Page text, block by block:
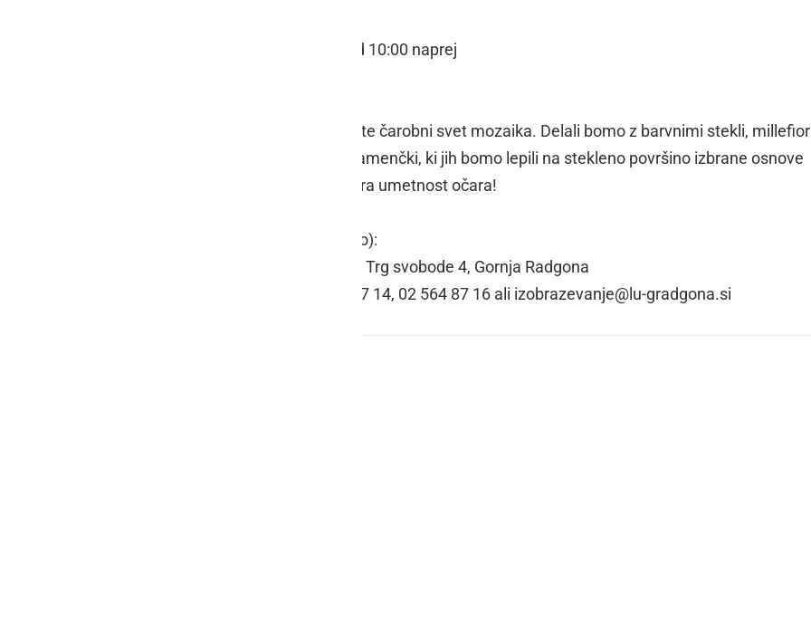
KDAJ: sreda, 12.11, 19.11, 26.11. od 10:00 naprej
Srčno vas vabimo, da tudi vi spoznate čarobni svet mozaika. Delali bomo z barvnimi stekli,
(male rožice iz stekla) in barvnimi kamenčki, ki jih bomo lepili na stekleno površino izbrane osnove
(kozarček – svečnik). Naj vas ta stara umetnost očara!
OBVEZNA PRIJAVA (število omejeno):
JZ KNJIŽNICA GORNJA RADGONA, Trg svobode 4, Gornja Radgona
Udeležba je brezplačna. T: 02 564 87 14, 02 564 87 16 ali izobrazevanje@lu-gradgona.si